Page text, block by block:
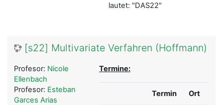
lautet: "DAS22"
[s22] Multivariate Verfahren (Hoffmann)
Termine:
Termin Ort
Profesor: Nicole
Ellenbach
Profesor: Esteban
Garces Arias